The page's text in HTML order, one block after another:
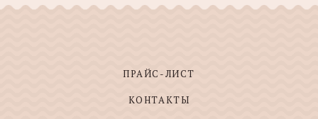
ПРАЙС-ЛИСТ
КОНТАКТЫ